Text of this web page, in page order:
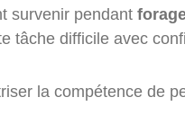
survenir pendant
tâche difficile avec
la compétence de